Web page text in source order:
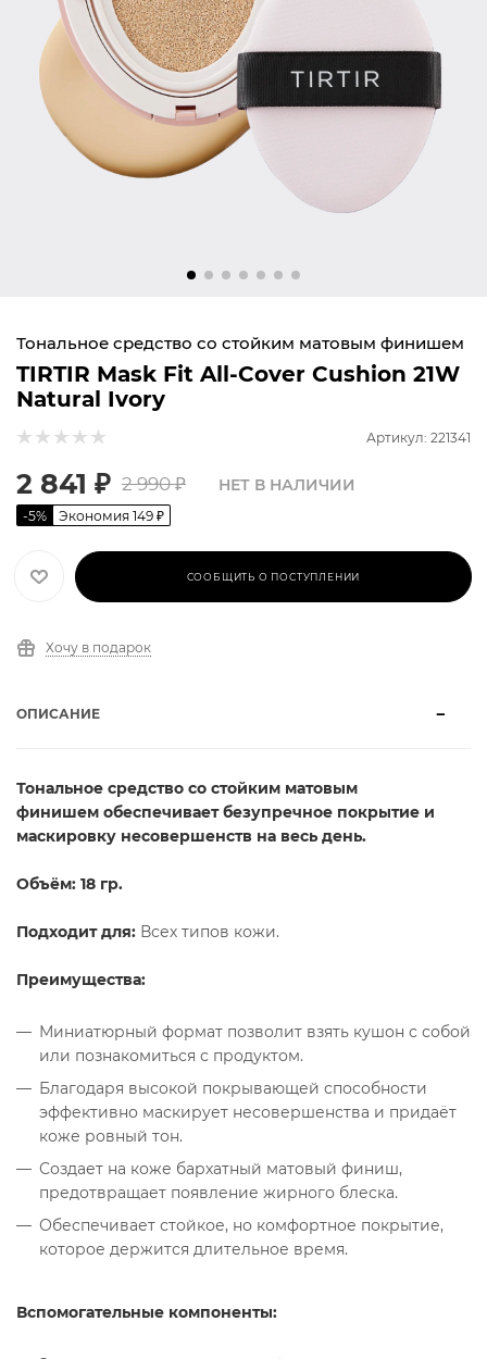
Тональное средство со стойким матовым финишем
TIRTIR Mask Fit All-Cover Cushion 21W
Natural Ivory
Артикул: 221341
2 841 ₽ 2 990₽
-5% Экономия 149 ₽
НЕТ В НАЛИЧИИ
СООБЩИТЬ О ПОСТУПЛЕНИИ
Хочу в подарок
ОПИСАНИЕ
Тональное средство со стойким матовым
финишем обеспечивает безупречное покрытие и
маскировку несовершенств на весь день.
Объём: 18 гр.
Подходит для: Всех типов кожи.
Преимущества:
Миниатюрный формат позволит взять кушон с собой
или познакомиться с продуктом.
Благодаря высокой покрывающей способности
эффективно маскирует несовершенства и придаёт
коже ровный тон.
Создает на коже бархатный матовый финиш,
предотвращает появление жирного блеска.
Обеспечивает стойкое, но комфортное покрытие,
которое держится длительное время.
Вспомогательные компоненты: